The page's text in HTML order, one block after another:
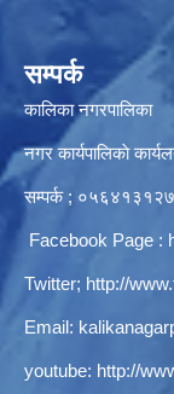
सम्पर्क
कालिका नगरपालिका
नगर कार्यपालिकाे
सम्पर्क ;
Facebook Page :
Twitter; http://
Email:
youtube: http://